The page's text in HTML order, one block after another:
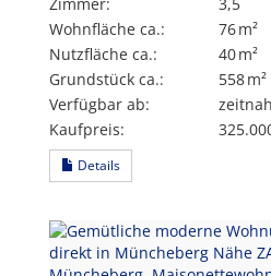
Zimmer:
3,5
Wohnfläche ca.:
76 m²
Nutzfläche ca.:
40 m²
Grund­stück ca.:
558 m²
Verfügbar ab:
zeitnah
Kaufpreis:
Details